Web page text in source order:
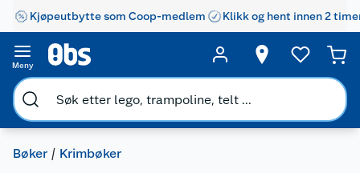
Kjøpeutbytte som Coop-medlem Klikk og hent innen 2
Meny
Bøker Krimbøker